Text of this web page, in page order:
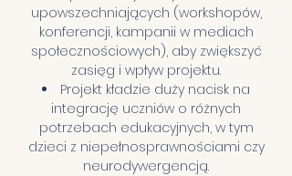
upowszechniających (workshopów,
konferencji, kampanii w mediach
społecznościowych), aby zwiększyć
zasięg i wpływ projektu.
Projekt kładzie duży nacisk na
integrację uczniów o różnych
potrzebach edukacyjnych, w tym
dzieci z niepełnosprawnościami czy
neurodywergencją.